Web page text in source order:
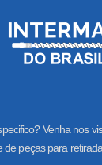
Venha nos
de peças para